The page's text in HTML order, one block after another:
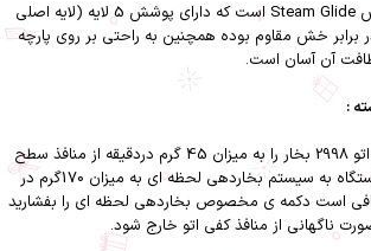
جنس کف اتو بخار فیلیپس Steam Glide است که دارای پوشش 5 لایه (لایه اصلی
خش مقاوم بوده همچنین به راحتی بر روی پارچه
آن آسان است.
:
سیستم بخاردهی پیوسته اتو 2998 بخار را به میزان 45 گرم دردقیقه از منافذ سطح
کفی خارج می کند. این دستگاه به سیستم بخاردهی لحظه ای به میزان 170گرم در
است دکمه ی مخصوص بخاردهی لحظه ای را بفشارید
ناگهانی از منافذ کفی اتو خارج شود.